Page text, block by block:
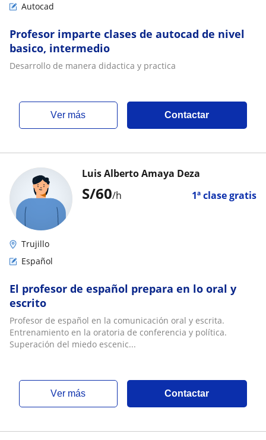
Autocad
Profesor imparte clases de autocad de nivel
basico, intermedio
Desarrollo de manera didactica y practica
ver más Contactar
S/60/h 1ª clase gratis
Luis Alberto Amaya Deza
Trujillo
Español
El profesor de español prepara en lo oral y
escrito
Profesor de español en la comunicación oral y escrita.
Entrenamiento en la oratoria de conferencia y política.
Superación del miedo escenic...
ver más Contactar